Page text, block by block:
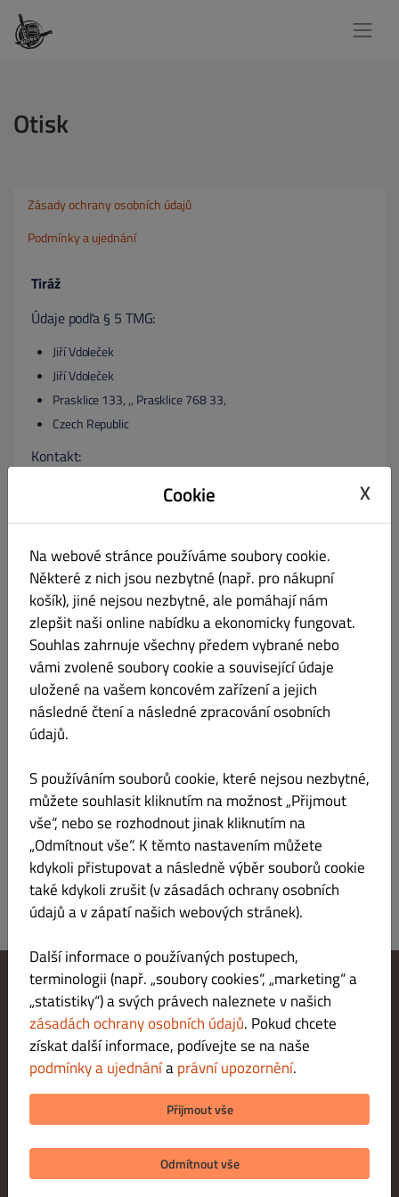
Otisk
Zásady ochrany osobních údajů
Podmínky a ujednání
Tiráž
Údaje podľa § 5 TMG:
Jiří Vdoleček
Jiří Vdoleček
Prasklice 133, ,, Prasklice 768 33,
Czech Republic
Kontakt:
príp. registračný súd a registračné číslo:
21240833
príp. identifikačné číslo DPH podľa § 27 a Zákona o dani
z obratu:
VAT: VAT: 21240833
príp. konateľ:
Zodpovedná osoba podľa § 55 ods. 2 RStV
Platforma Európskej komisie pre online riešenie sporov:
https://ec.europa.eu/consumers/odr/main/index.cfm
Změnit nastavení souborů cookie
Kontaktuj nás
Zásady ochrany osobních údajů
Podmínky a ujednání
Právní upozornění
METODY PLATBY PŘI DORUČENÍ
METODY PLATBY PŘI VYZVEDNUTÍ
Cookie X
Na webové stránce používáme soubory cookie.
Některé z nich jsou nezbytné (např. pro nákupní
košík), jiné nejsou nezbytné, ale pomáhají nám
zlepšit naši online nabídku a ekonomicky fungovat.
Souhlas zahrnuje všechny předem vybrané nebo
vámi zvolené soubory cookie a související údaje
uložené na vašem koncovém zařízení a jejich
následné čtení a následné zpracování osobních
údajů.
S používáním souborů cookie, které nejsou nezbytné,
můžete souhlasit kliknutím na možnost „Přijmout
vše“, nebo se rozhodnout jinak kliknutím na
„Odmítnout vše“. K těmto nastavením můžete
kdykoli přistupovat a následně výběr souborů cookie
také kdykoli zrušit (v zásadách ochrany osobních
údajů a v zápatí našich webových stránek).
Další informace o používaných postupech,
terminologii (např. „soubory cookies“, „marketing“ a
„statistiky“) a svých právech naleznete v našich
zásadách ochrany osobních údajů. Pokud chcete
získat další informace, podívejte se na naše
podmínky a ujednáníaprávní upozornění.
Přijmout vše
Odmítnout vše